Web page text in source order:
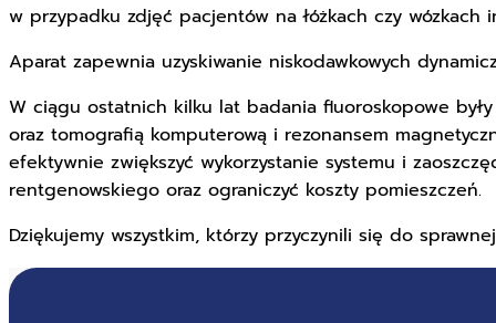
w przypadku zdjęć pacjentów na łóżkach czy wózkach
Aparat zapewnia uzyskiwanie niskodawkowych
W ciągu ostatnich kilku lat badania fluoroskopowe
oraz tomografią komputerową i rezonansem
efektywnie zwiększyć wykorzystanie systemu i
rentgenowskiego oraz ograniczyć koszty pomieszczeń.
Dziękujemy wszystkim, którzy przyczynili się do